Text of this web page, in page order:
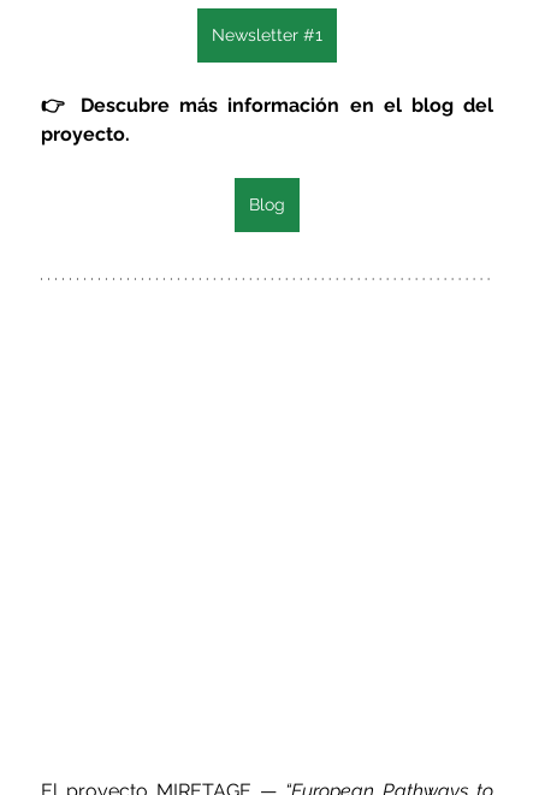
Newsletter #1
👉 Descubre más información en el blog del
proyecto.
Blog